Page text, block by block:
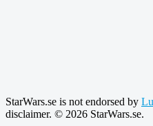
StarWars.se is not endorsed by
disclaimer. © 2026 StarWars.se.